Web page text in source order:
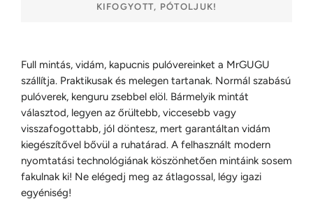
KIFOGYOTT, PÓTOLJUK!
Full mintás, vidám, kapucnis pulóvereinket a MrGUGU
szállítja. Praktikusak és melegen tartanak. Normál szabású
pulóverek, kenguru zsebbel elöl. Bármelyik mintát
választod, legyen az őrültebb, viccesebb vagy
visszafogottabb, jól döntesz, mert garantáltan vidám
kiegészítővel bővül a ruhatárad. A felhasznált modern
nyomtatási technológiának köszönhetően mintáink sosem
fakulnak ki! Ne elégedj meg az átlagossal, légy igazi
egyéniség!